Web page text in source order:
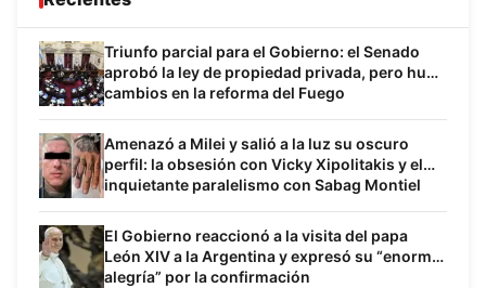
Triunfo parcial para el Gobierno: el Senado
aprobó la ley de propiedad privada, pero hubo
cambios en la reforma del Fuego
Amenazó a Milei y salió a la luz su oscuro
perfil: la obsesión con Vicky Xipolitakis y el
inquietante paralelismo con Sabag Montiel
El Gobierno reaccionó a la visita del papa
León XIV a la Argentina y expresó su “enorme
alegría” por la confirmación